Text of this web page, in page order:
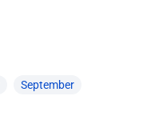
September